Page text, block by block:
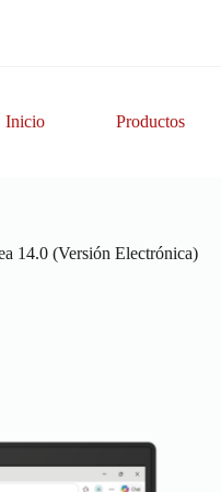
Inicio Productos
14.0 (Versión Electrónica)